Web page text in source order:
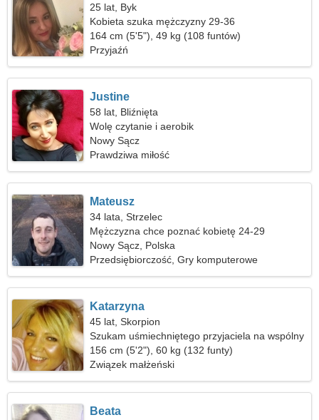
25 lat, Byk
Kobieta szuka mężczyzny 29-36
164 cm (5'5"), 49 kg (108 funtów)
Przyjaźń
Justine
58 lat, Bliźnięta
Wolę czytanie i aerobik
Nowy Sącz
Prawdziwa miłość
Mateusz
34 lata, Strzelec
Mężczyzna chce poznać kobietę 24-29
Nowy Sącz, Polska
Przedsiębiorczość, Gry komputerowe
Katarzyna
45 lat, Skorpion
Szukam uśmiechniętego przyjaciela na wspólny
wyjazd
156 cm (5'2"), 60 kg (132 funty)
Związek małżeński
Beata